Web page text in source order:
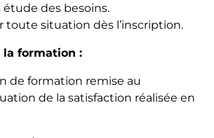
étude des besoins.
toute situation dès l’inscription.
la formation :
de formation remise au
de la satisfaction réalisée en